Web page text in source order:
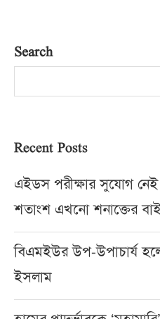
Search
Recent Posts
এইডস পরীক্ষার সুযোগ
শতাংশ এখনো শনাক্তের
বিএমইউর উপ-উপাচার্য
ইসলাম